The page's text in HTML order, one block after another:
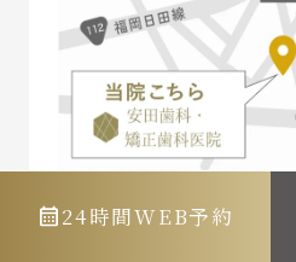
24時間WEB予約